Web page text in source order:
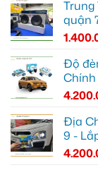
Trung
quận
Độ
Chính
Địa
9 -